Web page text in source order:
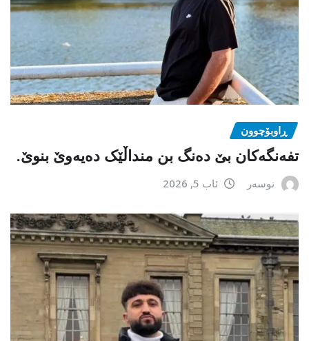
ڕاوبۆچوون
تفەنگەکان بێ دەنگ بن منداڵێک دەیەوێ بنوێ.
نوسەر ئاب 5, 2026